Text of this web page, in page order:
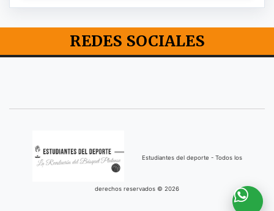
REDES SOCIALES
Estudiantes del deporte - Todos los
derechos reservados © 2026